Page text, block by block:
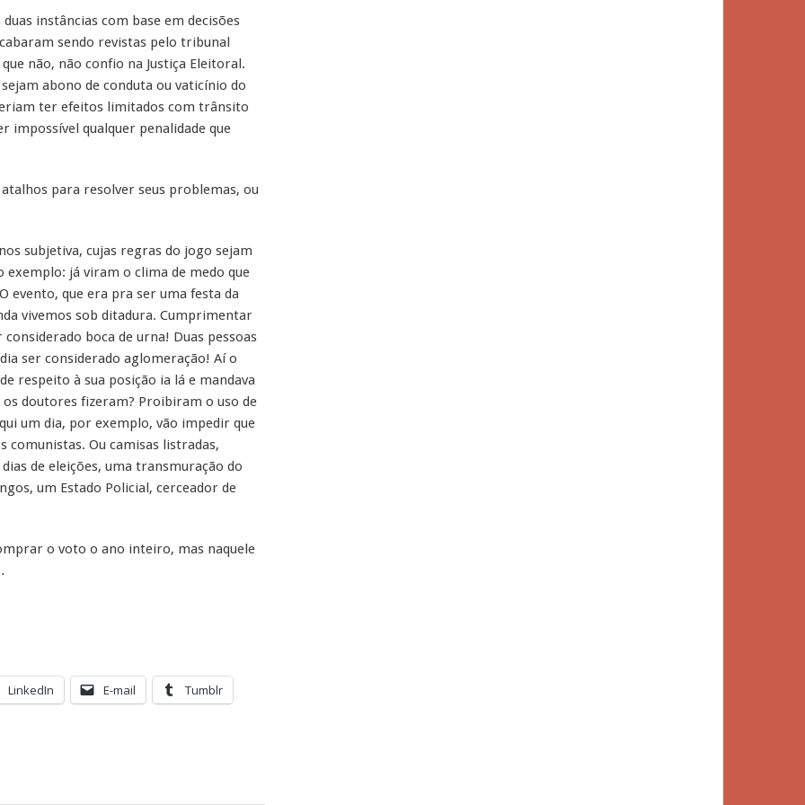
instâncias com base em decisões
sendo revistas pelo tribunal
não, não confio na Justiça Eleitoral.
abono de conduta ou vaticínio do
ter efeitos limitados com trânsito
impossível qualquer penalidade que
para resolver seus problemas, ou
subjetiva, cujas regras do jogo sejam
exemplo: já viram o clima de medo que
evento, que era pra ser uma festa da
vivemos sob ditadura. Cumprimentar
boca de urna! Duas pessoas
ser considerado aglomeração! Aí o
respeito à sua posição ia lá e mandava
os doutores fizeram? Proibiram o uso de
um dia, por exemplo, vão impedir que
comunistas. Ou camisas listradas,
de eleições, uma transmuração do
um Estado Policial, cerceador de
o voto o ano inteiro, mas naquele
LinkedIn E-mail Tumblr